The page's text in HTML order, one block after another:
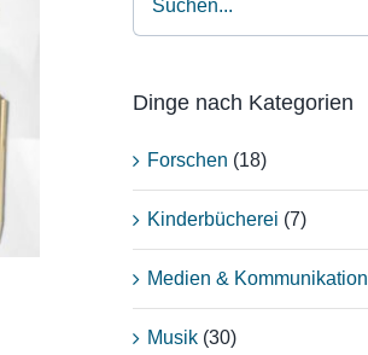
Dinge nach Kategorien
Forschen (18)
Kinderbücherei (7)
Medien & Kommunikation
Musik (30)